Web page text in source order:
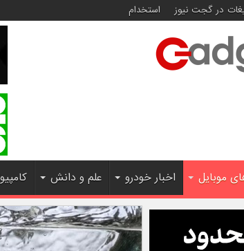
در گجت نیوز استخدام
موبایل اخبار خودرو علم و دانش